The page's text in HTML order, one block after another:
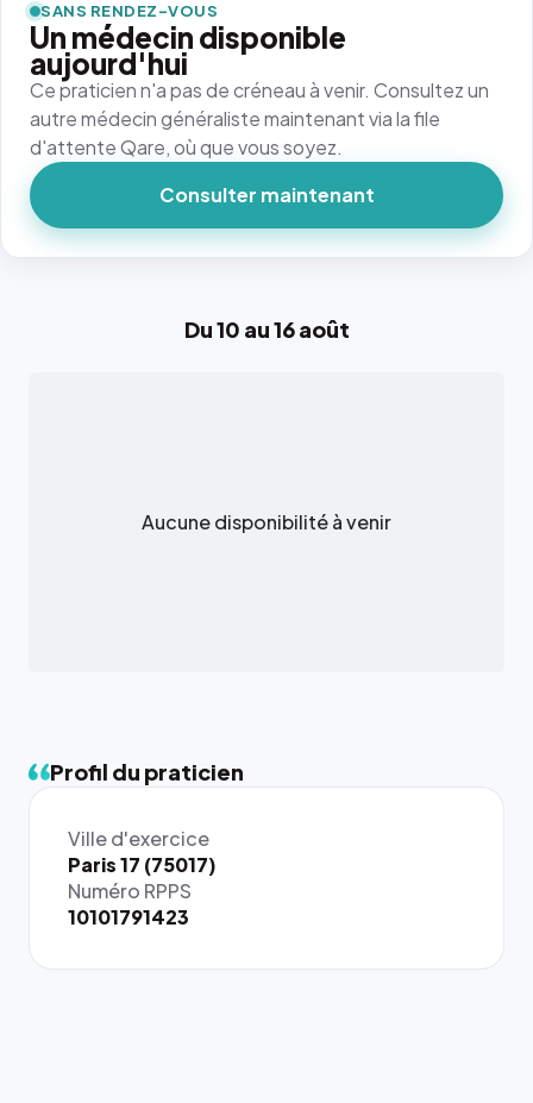
Du 10 au 16 août
Aucune disponibilité à venir
Profil du praticien
Ville d'exercice
Paris 17 (75017)
Numéro RPPS
10101791423
SANS RENDEZ-VOUS
Un médecin disponible
aujourd'hui
Ce praticien n'a pas de créneau à venir. Consultez un
autre médecin généraliste maintenant via la file
d'attente Qare, où que vous soyez.
Consulter maintenant
{# 40×40
: la taille
rendue par
`.profile-